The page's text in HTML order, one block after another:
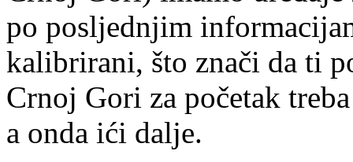
po posljednjim
kalibrirani, što znači da ti
Crnoj Gori za početak
a onda ići dalje.